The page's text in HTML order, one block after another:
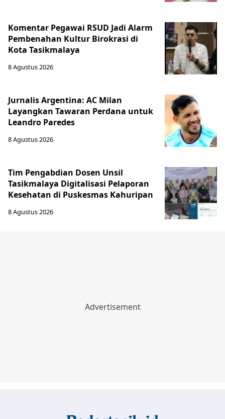
Komentar Pegawai RSUD Jadi Alarm
Pembenahan Kultur Birokrasi di
Kota Tasikmalaya
8 Agustus 2026
Jurnalis Argentina: AC Milan
Layangkan Tawaran Perdana untuk
Leandro Paredes
8 Agustus 2026
Tim Pengabdian Dosen Unsil
Tasikmalaya Digitalisasi Pelaporan
Kesehatan di Puskesmas Kahuripan
8 Agustus 2026